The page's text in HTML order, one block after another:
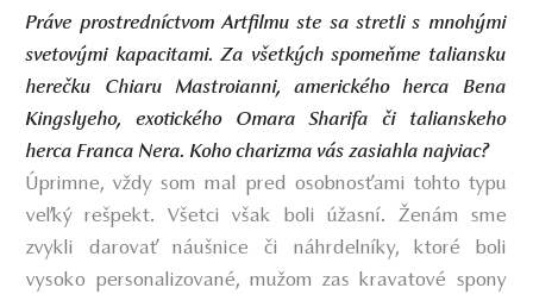
Práve prostredníctvom Artfilmu ste sa stretli s mnohými
svetovými kapacitami. Za všetkých spomeňme taliansku
herečku Chiaru Mastroianni, amerického herca Bena
Kingslyeho, exotického Omara Sharifa či talianskeho
herca Franca Nera. Koho charizma vás zasiahla najviac?
Úprimne, vždy som mal pred osobnosťami tohto typu
veľký rešpekt. Všetci však boli úžasní. Ženám sme
zvykli darovať náušnice či náhrdelníky, ktoré boli
vysoko personalizované, mužom zas kravatové spony